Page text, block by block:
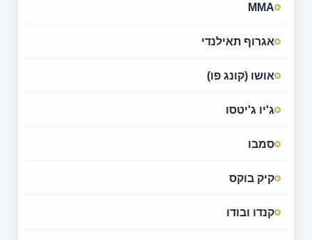
MMA
אגרוף תאילנדי
אושו (קונג פו)
ג'יו ג'יטסו
סמבו
קיק בוקס
קנדו ובודו